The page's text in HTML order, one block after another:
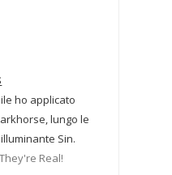
ho applicato
lungo le
Sin.
Real!